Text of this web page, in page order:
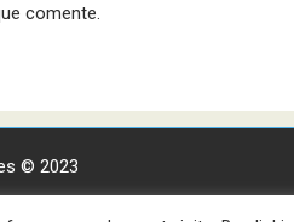
comente.
© 2023